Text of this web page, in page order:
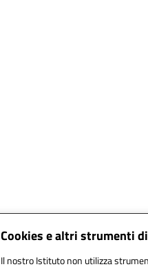
Cookies e altri strumenti
Il nostro Istituto non utilizza